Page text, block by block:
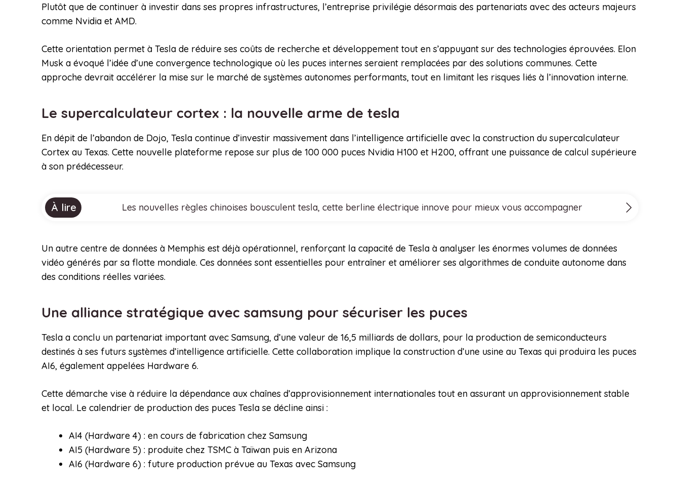
Plutôt que de continuer à investir dans ses propres infrastructures, l’entreprise privilégie désormais des partenariats avec des acteurs majeurs
comme Nvidia et AMD.
Cette orientation permet à Tesla de réduire ses coûts de recherche et développement tout en s’appuyant sur des technologies éprouvées. Elon
Musk a évoqué l’idée d’une convergence technologique où les puces internes seraient remplacées par des solutions communes. Cette
approche devrait accélérer la mise sur le marché de systèmes autonomes performants, tout en limitant les risques liés à l’innovation interne.
Le supercalculateur cortex : la nouvelle arme de tesla
En dépit de l’abandon de Dojo, Tesla continue d’investir massivement dans l’intelligence artificielle avec la construction du supercalculateur
Cortex au Texas. Cette nouvelle plateforme repose sur plus de 100 000 puces Nvidia H100 et H200, offrant une puissance de calcul supérieure
à son prédécesseur.
À lire Les nouvelles règles chinoises bousculent tesla, cette berline électrique innove pour mieux vous accompagner
Un autre centre de données à Memphis est déjà opérationnel, renforçant la capacité de Tesla à analyser les énormes volumes de données
vidéo générés par sa flotte mondiale. Ces données sont essentielles pour entraîner et améliorer ses algorithmes de conduite autonome dans
des conditions réelles variées.
Une alliance stratégique avec samsung pour sécuriser les puces
Tesla a conclu un partenariat important avec Samsung, d’une valeur de 16,5 milliards de dollars, pour la production de semiconducteurs
destinés à ses futurs systèmes d’intelligence artificielle. Cette collaboration implique la construction d’une usine au Texas qui produira les puces
AI6, également appelées Hardware 6.
Cette démarche vise à réduire la dépendance aux chaînes d’approvisionnement internationales tout en assurant un approvisionnement stable
et local. Le calendrier de production des puces Tesla se décline ainsi :
AI4 (Hardware 4) : en cours de fabrication chez Samsung
AI5 (Hardware 5) : produite chez TSMC à Taïwan puis en Arizona
AI6 (Hardware 6) : future production prévue au Texas avec Samsung